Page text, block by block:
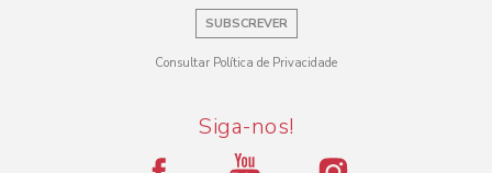
SUBSCREVER
Consultar Política de Privacidade
Siga-nos!